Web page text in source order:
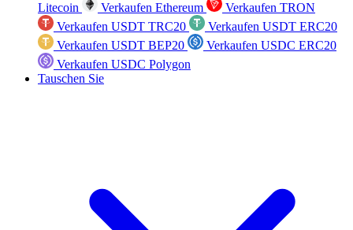
Litecoin
Verkaufen Ethereum
Verkaufen TRON
Verkaufen USDT TRC20
Verkaufen USDT ERC20
Verkaufen USDT BEP20
Verkaufen USDC ERC20
Verkaufen USDC Polygon
Tauschen Sie